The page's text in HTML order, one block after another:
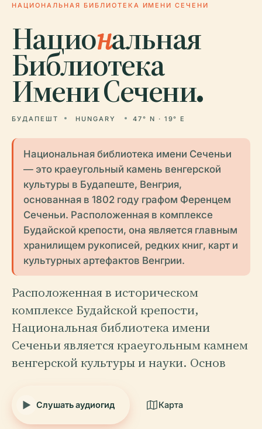
НАЦИОНАЛЬНАЯ БИБЛИОТЕКА ИМЕНИ СЕЧЕНИ
Национальная
Библиотека
Имени Сечени.
БУДАПЕШТ HUNGARY 47° N · 19° E
Национальная библиотека имени Сеченьи
— это краеугольный камень венгерской
культуры в Будапеште, Венгрия,
основанная в 1802 году графом Ференцем
Сеченьи. Расположенная в комплексе
Будайской крепости, она является главным
хранилищем рукописей, редких книг, карт и
культурных артефактов Венгрии.
Расположенная в историческом
комплексе Будайской крепости,
Национальная библиотека имени
Сеченьи является краеугольным камнем
венгерской культуры и науки. Основ
Слушать аудиогид Карта